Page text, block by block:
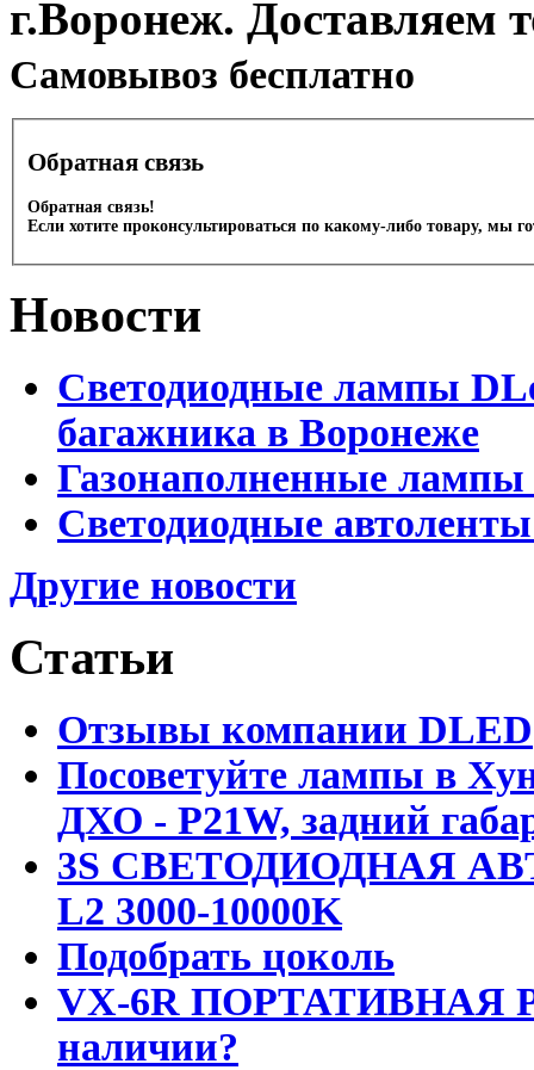
г.Воронеж. Доставляем
Cамовывоз бесплатно
Обратная связь
Обратная связь!
Если хотите проконсультироваться по какому-либо товару, мы
Новости
Светодиодные лампы
багажника в Воронеже
Газонаполненные
Светодиодные
Другие новости
Статьи
Отзывы компании DLED
Посоветуйте лампы в
ДХО - P21W, задний
3S СВЕТОДИОДНАЯ
L2 3000-10000K
Подобрать цоколь
VX-6R ПОРТАТИВНАЯ
наличии?